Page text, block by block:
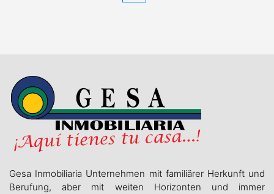
Gesa Inmobiliaria Unternehmen mit familiärer Herkunft und
Berufung, aber mit weiten Horizonten und immer